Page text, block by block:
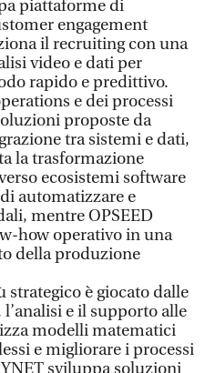
piattaforme di
engagement
il recruiting con una
video e dati per
rapido e predittivo.
e dei processi
proposte da
tra sistemi e dati,
la trasformazione
ecosistemi software
automatizzare e
mentre OPSEED
how operativo in una
della produzione
è giocato dalle
e il supporto alle
modelli matematici
e migliorare i processi
sviluppa soluzioni